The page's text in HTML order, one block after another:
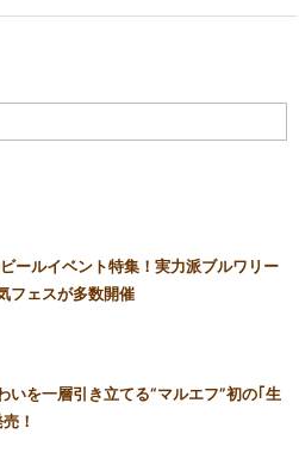
ールイベント特集！実力派ブルワリー
フェスが多数開催
いを一層引き立てる“マルエフ”初の｢生
！